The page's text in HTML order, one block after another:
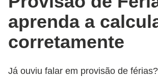
aprenda a
corretamente
Já ouviu falar em provisão de